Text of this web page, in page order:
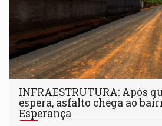
INFRAESTRUTURA: Após
espera, asfalto chega ao
Esperança